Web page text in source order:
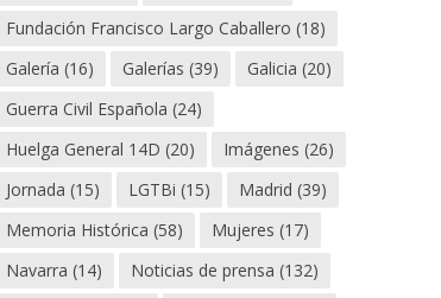
Fundación Francisco Largo Caballero (18)
Galería (16) Galerías (39) Galicia (20)
Guerra Civil Española (24)
Huelga General 14D (20) Imágenes (26)
Jornada (15) LGTBi (15) Madrid (39)
Memoria Histórica (58) Mujeres (17)
Navarra (14) Noticias de prensa (132)